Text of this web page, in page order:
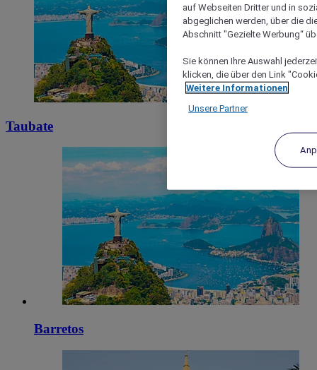
Taubate
Barretos
auf Webseiten Dritter und in
abgeglichen werden, über die
Abschnitt "Gezielte Werbung“
Sie können Ihre Auswahl
klicken, die über den Link
Weitere Informationen
Unsere Partner